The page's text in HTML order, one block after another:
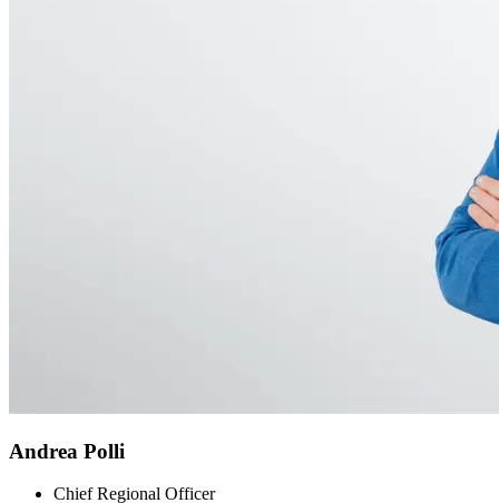
Andrea Polli
Chief Regional Officer